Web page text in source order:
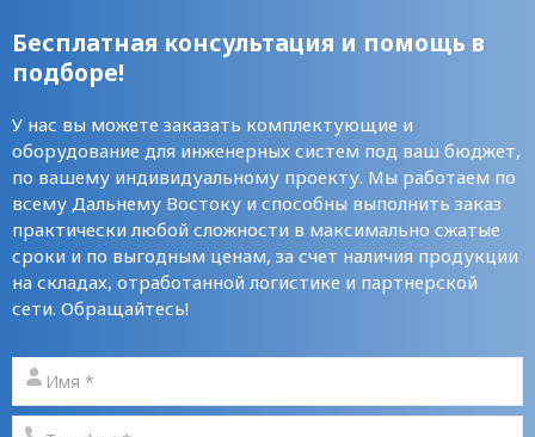
Бесплатная консультация и помощь в
подборе!
У нас вы можете заказать комплектующие и
оборудование для инженерных систем под ваш бюджет,
по вашему индивидуальному проекту. Мы работаем по
всему Дальнему Востоку и способны выполнить заказ
практически любой сложности в максимально сжатые
сроки и по выгодным ценам, за счет наличия продукции
на складах, отработанной логистике и партнерской
сети. Обращайтесь!